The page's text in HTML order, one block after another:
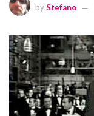
byStefano